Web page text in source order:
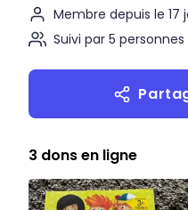
Membre depuis le 17
Suivi par 5 personnes
3 dons en ligne